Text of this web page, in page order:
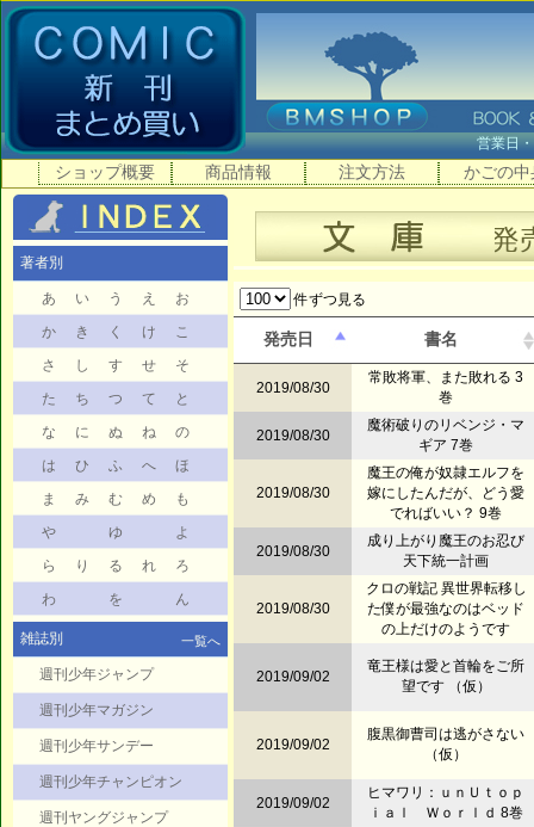
営業
ショップ概要 商品情報 注文方法 かごの中
著者別
あ い う え
お
か
き く け
こ
さ
し す せ
そ
た
ち つ て
と
な
に ぬ ね
の
は
ひ ふ へ
ほ
ま
み む め
も
や
ゆ
よ
ら
り る れ
ろ
わ
を ん
雑誌別 一覧へ
週刊少年ジャンプ
週刊少年マガジン
週刊少年サンデー
週刊少年チャンピオン
週刊ヤングジャンプ
件ずつ見る
発売日 書名
2019/08/30
常敗将軍、また敗れる 3
巻
2019/08/30
魔術破りのリベンジ・マ
ギア 7巻
2019/08/30
魔王の俺が奴隷エルフを
嫁にしたんだが、どう愛
でればいい？ 9巻
2019/08/30
成り上がり魔王のお忍び
天下統一計画
2019/08/30
クロの戦記 異世界転移し
た僕が最強なのはベッド
の上だけのようです
2019/09/02
竜王様は愛と首輪をご所
望です （仮）
2019/09/02
腹黒御曹司は逃がさない
（仮）
2019/09/02
ヒマワリ：ｕｎＵｔｏｐ
ｉａｌ Ｗｏｒｌｄ 8巻